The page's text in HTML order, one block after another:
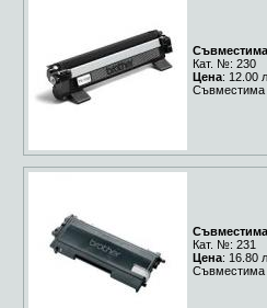
Кат. №: 230
Цена: 12.00
Съвместима
Съвместима
Кат. №: 231
Цена: 16.80
Съвместима